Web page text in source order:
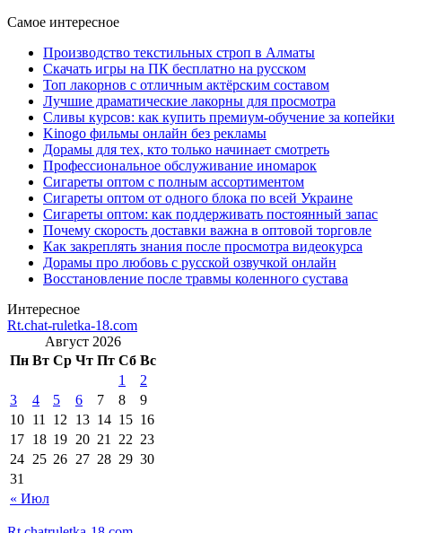
Самое интересное
Производство текстильных строп в Алматы
Скачать игры на ПК бесплатно на русском
Топ лакорнов с отличным актёрским составом
Лучшие драматические лакорны для просмотра
Сливы курсов: как купить премиум-обучение за копейки
Kinogo фильмы онлайн без рекламы
Дорамы для тех, кто только начинает смотреть
Профессиональное обслуживание иномарок
Сигареты оптом с полным ассортиментом
Сигареты оптом от одного блока по всей Украине
Сигареты оптом: как поддерживать постоянный запас
Почему скорость доставки важна в оптовой торговле
Как закреплять знания после просмотра видеокурса
Дорамы про любовь с русской озвучкой онлайн
Восстановление после травмы коленного сустава
Интересное
Rt.chat-ruletka-18.com
Август 2026
Пн Вт Ср Чт Пт Сб Вс
« Июл
1
2
3
4 5 6 7 8
9
10 11 12 13 14 15 16
17 18 19 20 21 22 23
24 25 26 27 28 29 30
31